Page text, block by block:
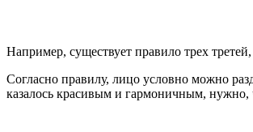
Например, существует правило трех
Согласно правилу, лицо условно можно
казалось красивым и гармоничным, нужно,